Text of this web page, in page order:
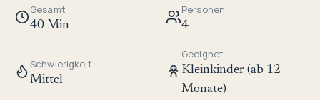
Gesamt
40 Min
Personen
4
Schwierigkeit
Mittel
Geeignet
Kleinkinder (ab 12
Monate)